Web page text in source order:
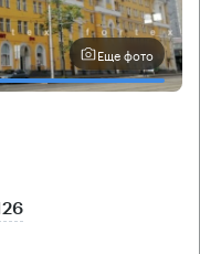
Еще фото